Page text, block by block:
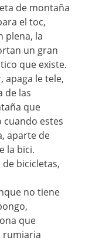
de montaña
el toc,
plena, la
un gran
que existe.
apaga le tele,
de las
que
estes
aparte de
la bici.
bicicletas,
no tiene
que
rumiaria